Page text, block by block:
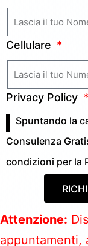
Cellulare
Privacy Policy
Spuntando la
Consulenza
condizioni per la
Attenzione:
appuntamenti,